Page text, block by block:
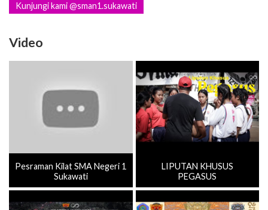
Kunjungi kami @sman1.sukawati
Video
Pesraman Kilat SMA Negeri 1
Sukawati
LIPUTAN KHUSUS
PEGASUS